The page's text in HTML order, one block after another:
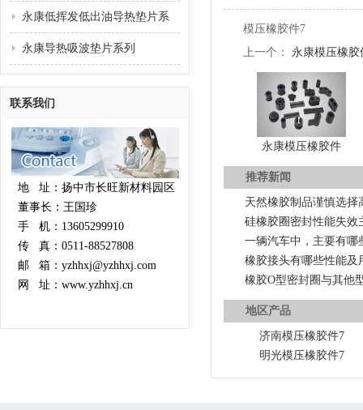
永康低挥发低出油导热垫片系
列 永康导热吸波垫片系列
联系我们
地 址：扬中市长旺新材料园区
董事长：王国珍
手 机：13605299910
传 真：0511-88527808
邮 箱：yzhhxj@yzhhxj.com
网 址：www.yzhhxj.cn
模压橡胶件7
上一个： 永康模压橡胶
永康模压橡胶件
推荐新闻
天然橡胶制品谨慎选择
硅橡胶圈密封性能失效
一辆汽车中，主要有哪
橡胶接头有哪些性能及
橡胶O型密封圈与其他
地区产品
济南模压橡胶件7
明光模压橡胶件7